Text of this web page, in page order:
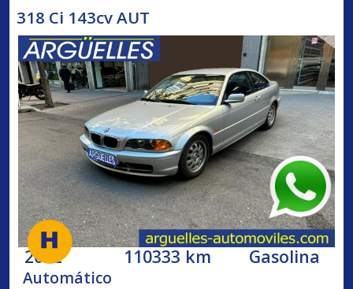
318 Ci 143cv AUT
2002 110333 km Gasolina
Automático